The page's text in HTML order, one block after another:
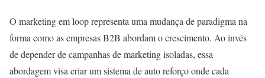
O marketing em loop representa uma mudança de paradigma na
forma como as empresas B2B abordam o crescimento. Ao invés
de depender de campanhas de marketing isoladas, essa
abordagem visa criar um sistema de auto reforço onde cada